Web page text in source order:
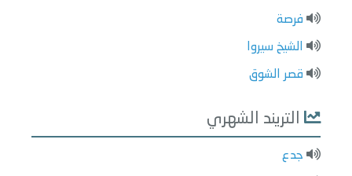
فرصة
الشيخ سيروا
قصر الشوق
التريند الشهري
جدع